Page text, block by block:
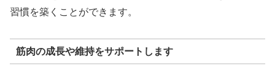
習慣を築くことができます。
筋肉の成長や維持をサポートします